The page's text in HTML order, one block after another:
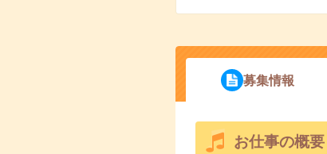
募集情報
お仕事の概要